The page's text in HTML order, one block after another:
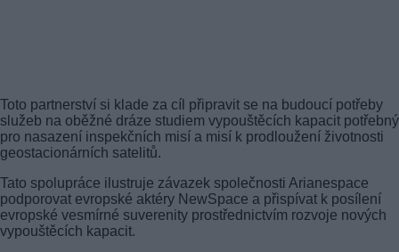
Toto partnerství si klade za cíl připravit se na budoucí potřeby
služeb na oběžné dráze studiem vypouštěcích kapacit
pro nasazení inspekčních misí a misí k prodloužení životnosti
geostacionárních satelitů.
Tato spolupráce ilustruje závazek společnosti Arianespace
podporovat evropské aktéry NewSpace a přispívat k posílení
evropské vesmírné suverenity prostřednictvím rozvoje nových
vypouštěcích kapacit.